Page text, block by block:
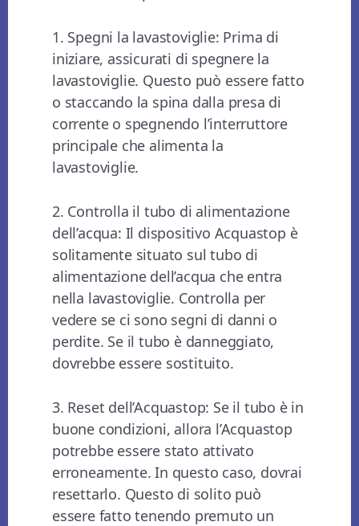
1. Spegni la lavastoviglie: Prima di
iniziare, assicurati di spegnere la
lavastoviglie. Questo può essere fatto
o staccando la spina dalla presa di
corrente o spegnendo l’interruttore
principale che alimenta la
lavastoviglie.
2. Controlla il tubo di alimentazione
dell’acqua: Il dispositivo Acquastop è
solitamente situato sul tubo di
alimentazione dell’acqua che entra
nella lavastoviglie. Controlla per
vedere se ci sono segni di danni o
perdite. Se il tubo è danneggiato,
dovrebbe essere sostituito.
3. Reset dell’Acquastop: Se il tubo è in
buone condizioni, allora l’Acquastop
potrebbe essere stato attivato
erroneamente. In questo caso, dovrai
resettarlo. Questo di solito può
essere fatto tenendo premuto un